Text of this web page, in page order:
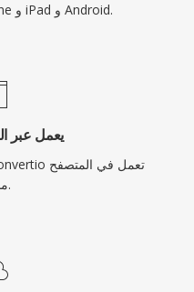
Mac و PC وهواتف iPhone و iPad و Android.
يعمل عبر
مباشرةً.